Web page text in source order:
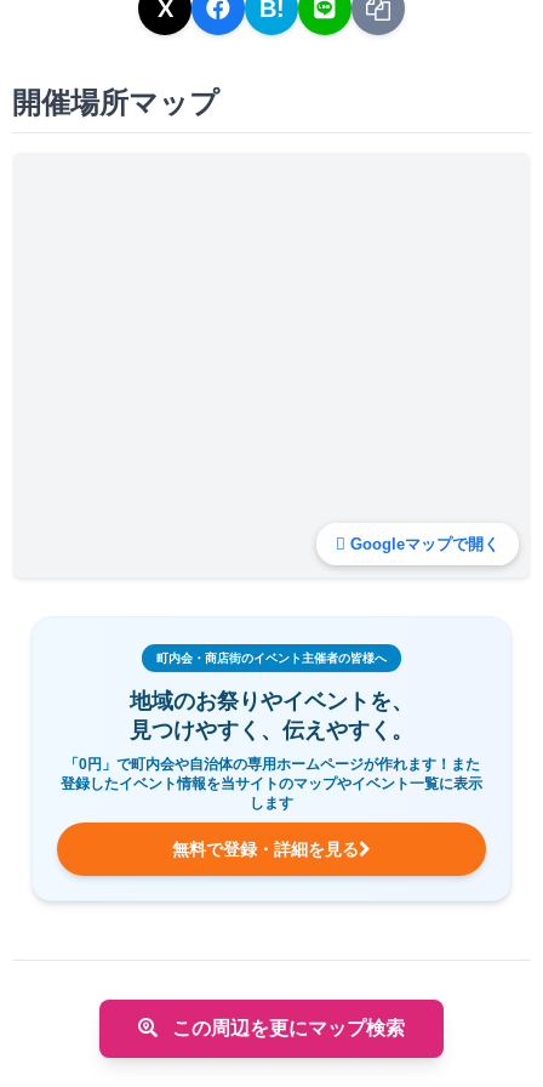
X B!
開催場所マップ
Googleマップで開く
町内会・商店街のイベント主催者の皆様へ
地域のお祭りやイベントを、
見つけやすく、伝えやすく。
「0円」で町内会や自治体の専用ホームページが作れます！また
登録したイベント情報を当サイトのマップやイベント一覧に表示
します
無料で登録・詳細を見る
この周辺を更にマップ検索